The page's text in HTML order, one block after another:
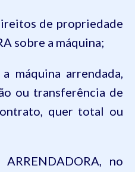
de propriedade
sobre a máquina;
máquina arrendada,
ou transferência de
quer total ou
no